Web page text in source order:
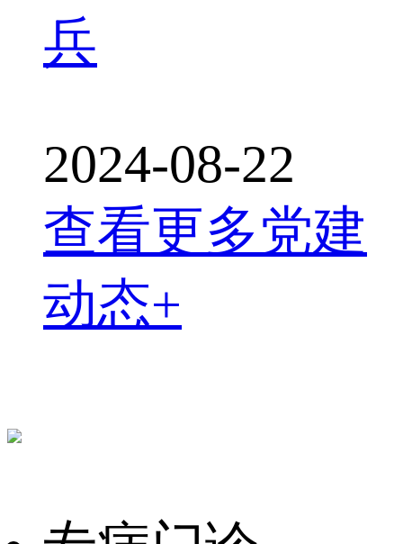
兵
2024-08-22
查看更多党建
动态+